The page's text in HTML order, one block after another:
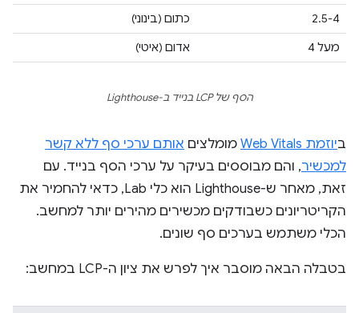
2.5-4
כתום (בינוני)
מעל 4
אדום (איטי)
הסף של LCP בנייד ב-Lighthouse
ביוזמת Web Vitals מומלצים אותם ערכי סף ללא קשר
למכשיר, והם מבוססים בעיקר על ערכי הסף בנייד. עם
זאת, מאחר ש-Lighthouse הוא כלי Lab, כדאי להחמיר את
הקריטריונים כשבודקים מכשירים מהירים יותר למחשב.
הכלי משתמש בערכים סף שונים.
בטבלה הבאה מוסבר איך לפרש את ציון ה-LCP במחשב: